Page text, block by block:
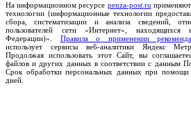
На информационном ресурсе penza-post.ru
технологии (информационные технологии
сбора, систематизации и анализа сведений,
пользователей сети «Интернет», находящихся
Федерации)». Правила о применении
использует сервисы веб-аналитики Яндекс
Продолжая использовать этот Сайт, вы
файлов и других данных в соответствии с данным
Срок обработки персональных данных при помощи
дней.